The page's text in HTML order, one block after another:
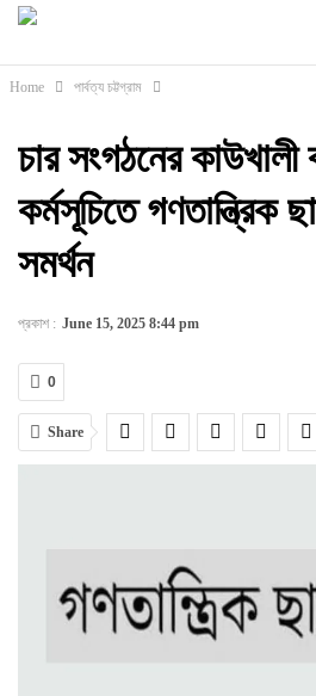
Home পার্বত্য চট্টগ্রাম
চার সংগঠনের কাউখালী
কর্মসূচিতে গণতান্ত্রিক
সমর্থন
প্রকাশ : June 15, 2025 8:44 pm
0
Share